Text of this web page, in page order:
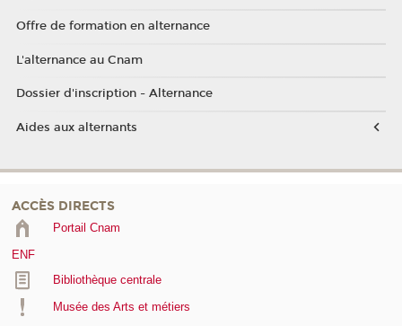
Offre de formation en alternance
L'alternance au Cnam
Dossier d'inscription - Alternance
Aides aux alternants
ACCÈS DIRECTS
Portail Cnam
ENF
Bibliothèque centrale
Musée des Arts et métiers